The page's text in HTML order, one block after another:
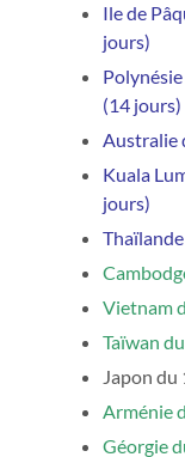
Ile de
jours)
(14 jours)
Australie
Kuala
jours)
Vietnam
Taïwan
Japon du
Arménie
Géorgie